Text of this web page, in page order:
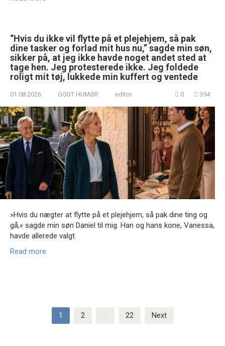
“Hvis du ikke vil flytte på et plejehjem, så pak
dine tasker og forlad mit hus nu,” sagde min søn,
sikker på, at jeg ikke havde noget andet sted at
tage hen. Jeg protesterede ikke. Jeg foldede
roligt mit tøj, lukkede min kuffert og ventede
01.08.2026 GODT HUMØR editor 0 394
»Hvis du nægter at flytte på et plejehjem, så pak dine ting og
gå,« sagde min søn Daniel til mig. Han og hans kone, Vanessa,
havde allerede valgt
Read more
1 2 … 22 Next